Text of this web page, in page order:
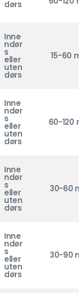
dørs
Inne
ndør
s
eller
uten
dørs
15-60
Inne
ndør
s
eller
uten
dørs
60-120
Inne
ndør
s
eller
uten
dørs
30-60
Inne
ndør
s
eller
uten
dørs
30-90